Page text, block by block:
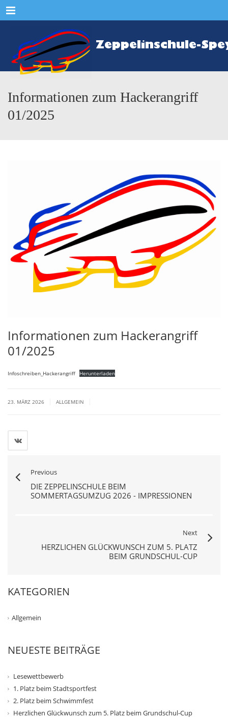
Menu
Informationen zum Hackerangriff
01/2025
Informationen zum Hackerangriff
01/2025
Infoschreiben_Hackerangriff Herunterladen
23. MÄRZ 2026 ALLGEMEIN
Previous
DIE ZEPPELINSCHULE BEIM
SOMMERTAGSUMZUG 2026 - IMPRESSIONEN
Next
HERZLICHEN GLÜCKWUNSCH ZUM 5. PLATZ
BEIM GRUNDSCHUL-CUP
KATEGORIEN
Allgemein
NEUESTE BEITRÄGE
Lesewettbewerb
1. Platz beim Stadtsportfest
2. Platz beim Schwimmfest
Herzlichen Glückwunsch zum 5. Platz beim Grundschul-Cup